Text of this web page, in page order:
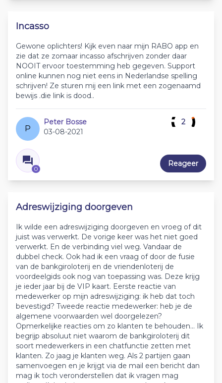
Incasso
Gewone oplichters! Kijk even naar mijn RABO app en
zie dat ze zomaar incasso afschrijven zonder daar
NOOIT ervoor toestemming heb gegeven. Support
online kunnen nog niet eens in Nederlandse spelling
schrijven! Ze sturen mij een link met een zogenaamd
bewijs .die link is dood..
P
Peter Bosse
03-08-2021
0
2
Reageer
Adreswijziging doorgeven
Ik wilde een adreswijziging doorgeven en vroeg of dit
juist was verwerkt. De vorige keer was het niet goed
verwerkt. En de verbinding viel weg. Vandaar de
dubbel check. Ook had ik een vraag of door de fusie
van de bankgiroloterij en de vriendenloterij de
voordeelgids ook nog van toepassing was. Deze krijg
je ieder jaar bij de VIP kaart. Eerste reactie van
medewerker op mijn adreswijziging: ik heb dat toch
bevestigd? Tweede reactie medewerker: heb je de
algemene voorwaarden wel doorgelezen?
Opmerkelijke reacties om zo klanten te behouden... Ik
begrijp absoluut niet waarom de bankgiroloterij dit
soort medewerkers in een chatfunctie zetten met
klanten. Zo jaag je klanten weg. Als 2 partijen gaan
samenvoegen en je krijgt via de mail een bericht dan
mag ik toch veronderstellen dat ik vragen mag